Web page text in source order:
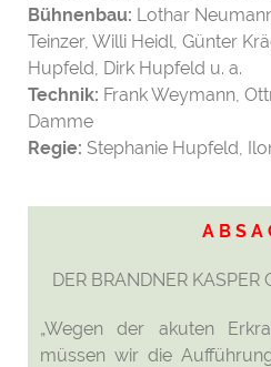
Bühnenbau: Lothar
Teinzer, Willi Heidl, Günter
Hupfeld, Dirk Hupfeld u. a.
Technik: Frank Weymann,
Damme
Regie: Stephanie Hupfeld,
A B S A
DER BRANDNER KASPER
„Wegen der akuten
müssen wir die